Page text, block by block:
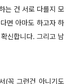
는 건 서로 다를지 모
면 아마도 하고자 하
신합니다. 그리고 남
(꼭 그런건 아니기도